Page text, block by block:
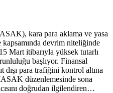
kara para aklama ve yasa
kapsamında devrim niteliğinde
Mart itibarıyla yüksek tutarlı
başlıyor. Finansal
dışı para trafiğini kontrol altına
düzenlemesinde sona
doğrudan ilgilendiren…